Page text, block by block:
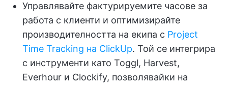
Управлявайте фактурируемите часове за
работа с клиенти и оптимизирайте
производителността на екипа с Project
Time Tracking на ClickUp. Той се интегрира
с инструменти като Toggl, Harvest,
Everhour и Clockify, позволявайки на